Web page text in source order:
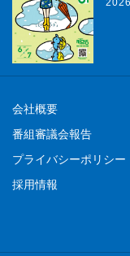
会社概要
番組審議会報告
プライバシーポリシー
採用情報